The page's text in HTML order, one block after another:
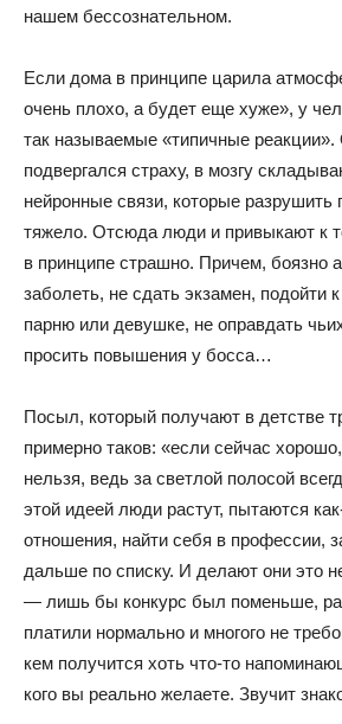
нашем бессознательном.
Если дома в принципе царила
очень плохо, а будет еще хуже», у
так называемые «типичные реакции».
подвергался страху, в мозгу
нейронные связи, которые разрушить
тяжело. Отсюда люди и привыкают к
в принципе страшно. Причем, боязно
заболеть, не сдать экзамен, подойти
парню или девушке, не оправдать
просить повышения у босса…
Посыл, который получают в детстве
примерно таков: «если сейчас
нельзя, ведь за светлой полосой
этой идеей люди растут, пытаются
отношения, найти себя в профессии,
дальше по списку. И делают они это
— лишь бы конкурс был поменьше,
платили нормально и многого не
кем получится хоть что-то
кого вы реально желаете. Звучит